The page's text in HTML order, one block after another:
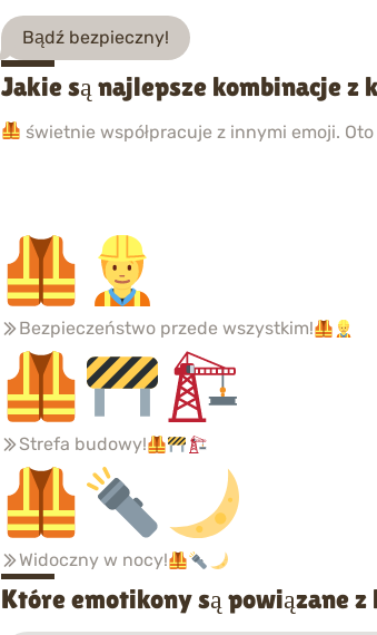
Bądź bezpieczny!
Jakie są najlepsze kombinacje z
świetnie współpracuje z innymi emoji. Oto
Bezpieczeństwo przede wszystkim!
Strefa budowy!
Widoczny w nocy!
Które emotikony są powiązane